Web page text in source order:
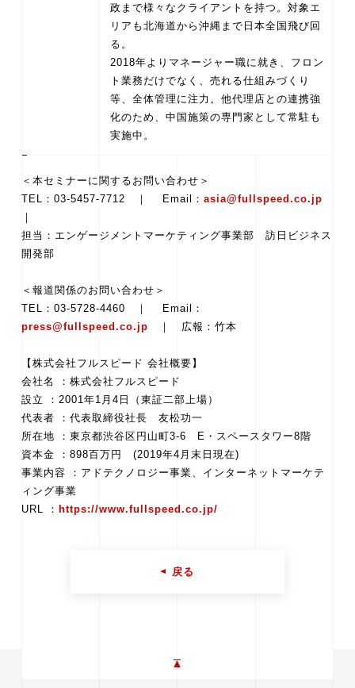
政まで様々なクライアントを持つ。対象エ
リアも北海道から沖縄まで日本全国飛び回
る。
2018年よりマネージャー職に就き、フロン
ト業務だけでなく、売れる仕組みづくり
等、全体管理に注力。他代理店との連携強
化のため、中国施策の専門家として常駐も
＜本セミナーに関するお問い合わせ＞
TEL：03-5457-7712 ｜ Email： asia@fullspeed.co.jp
｜
担当：エンゲージメントマーケティング事業部 訪日ビジネス
開発部
＜報道関係のお問い合わせ＞
TEL：03-5728-4460 ｜ Email：
press@fullspeed.co.jp ｜ 広報：竹本
【株式会社フルスピード 会社概要】
会社名 ：株式会社フルスピード
設立 ：2001年1月4日（東証二部上場）
代表者 ：代表取締役社長 友松功一
所在地 ：東京都渋谷区円山町3-6 E・スペースタワー8階
資本金 ：898百万円 (2019年4月末日現在)
事業内容 ：アドテクノロジー事業、インターネットマーケテ
ィング事業
URL ： https://www.fullspeed.co.jp/
戻る